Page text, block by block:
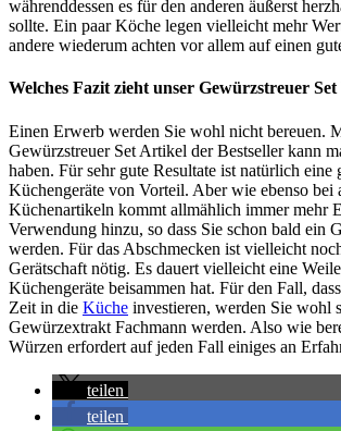
währenddessen es für den anderen äußerst
sollte. Ein paar Köche legen vielleicht mehr
andere wiederum achten vor allem auf einen
Welches Fazit zieht unser Gewürzstreuer
Einen Erwerb werden Sie wohl nicht bereuen.
Gewürzstreuer Set Artikel der Bestseller kann
haben. Für sehr gute Resultate ist natürlich eine
Küchengeräte von Vorteil. Aber wie ebenso bei
Küchenartikeln kommt allmählich immer mehr
Verwendung hinzu, so dass Sie schon bald ein
werden. Für das Abschmecken ist vielleicht
Gerätschaft nötig. Es dauert vielleicht eine
Küchengeräte beisammen hat. Für den Fall,
Zeit in die Küche investieren, werden Sie wohl
Gewürzextrakt Fachmann werden. Also wie
Würzen erfordert auf jeden Fall einiges an
teilen
teilen